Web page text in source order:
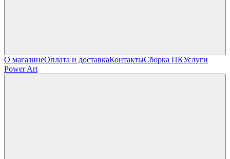
О магазинеОплата и доставкаКонтактыСборка ПКУслуги
Power Art